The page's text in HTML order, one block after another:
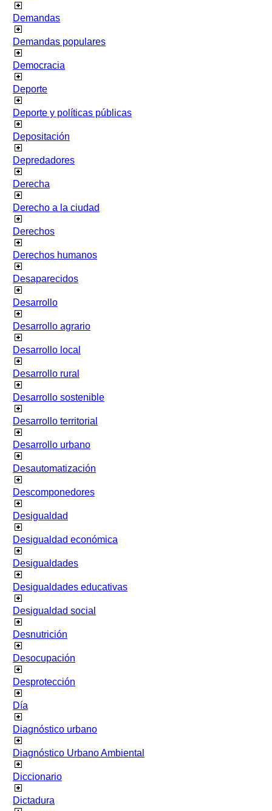
Demandas
Demandas populares
Democracia
Deporte
Deporte y políticas públicas
Depositación
Depredadores
Derecha
Derecho a la ciudad
Derechos
Derechos humanos
Desaparecidos
Desarrollo
Desarrollo agrario
Desarrollo local
Desarrollo rural
Desarrollo sostenible
Desarrollo territorial
Desarrollo urbano
Desautomatización
Descomponedores
Desigualdad
Desigualdad económica
Desigualdades
Desigualdades educativas
Desigualdad social
Desnutrición
Desocupación
Desprotección
Día
Diagnóstico urbano
Diagnóstico Urbano Ambiental
Diccionario
Dictadura